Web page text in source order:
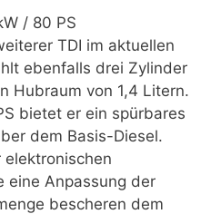
/ 80 PS
TDI im aktuellen
ebenfalls drei Zylinder
Hubraum von 1,4 Litern.
bietet er ein spürbares
dem Basis-Diesel.
eine Anpassung der
bescheren dem